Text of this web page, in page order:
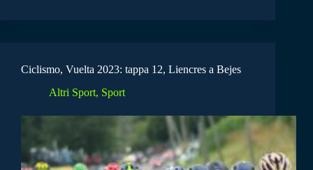
Ciclismo, Vuelta 2023: tappa 12, Liencres a Bejes
Altri Sport, Sport